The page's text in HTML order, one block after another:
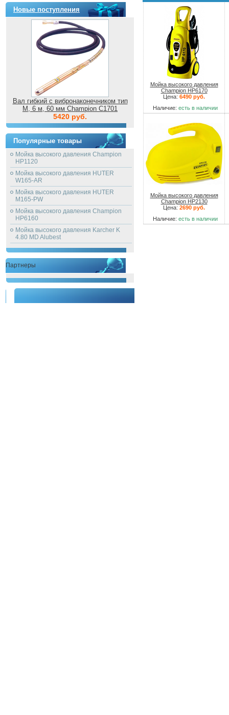
Новые поступления
Вал гибкий с вибронаконечником тип
M, 6 м, 60 мм Champion C1701
5420 руб.
Популярные товары
Мойка высокого давления Champion
HP1120
Мойка высокого давления HUTER
W165-AR
Мойка высокого давления HUTER
M165-PW
Мойка высокого давления Champion
HP6160
Мойка высокого давления Karcher K
4.80 MD Alubest
Партнеры
Мойка высокого давления
Champion HP6170
Цена: 6490 руб.
Наличие: есть в наличии
Мойка высокого давления
Champion HP2130
Цена: 2690 руб.
Наличие: есть в наличии